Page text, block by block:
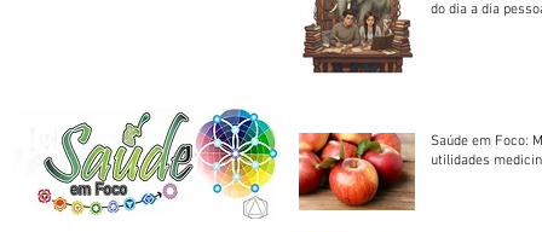
do dia a dia
Saúde em Foco:
utilidades